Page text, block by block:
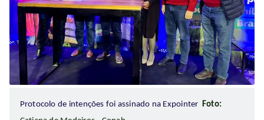
Protocolo de intenções foi assinado na Expointer Foto: